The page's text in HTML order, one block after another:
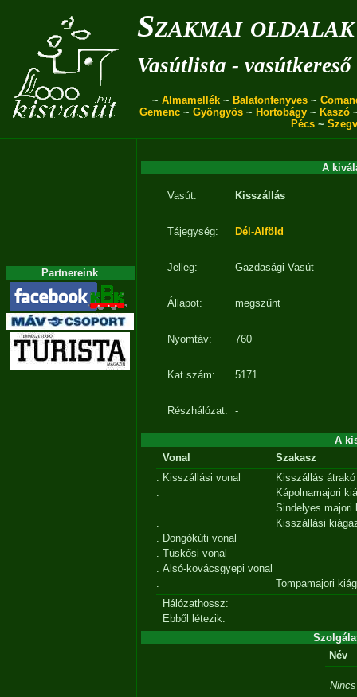
Szakmai oldalak
Vasútlista - vasútkereső
~ Almamellék ~ Balatonfenyves ~
Gemenc ~ Gyöngyös ~ Hortobágy ~ Kaszó
Pécs ~
Partnereink
A
Vasút: Kisszállás
Tájegység: Dél-Alföld
Jelleg: Gazdasági Vasút
Állapot: megszűnt
Nyomtáv: 760
Kat.szám: 5171
Részhálózat: -
A
Vonal
Szakasz
. Kisszállási vonal
Kisszállás
.
Kápolnamajori
.
Sindelyes majori
.
Kisszállási
. Dongókúti vonal
. Tüskősi vonal
. Alsó-kovácsgyepi vonal
.
Tompamajori
Hálózathossz:
Ebből létezik:
Név